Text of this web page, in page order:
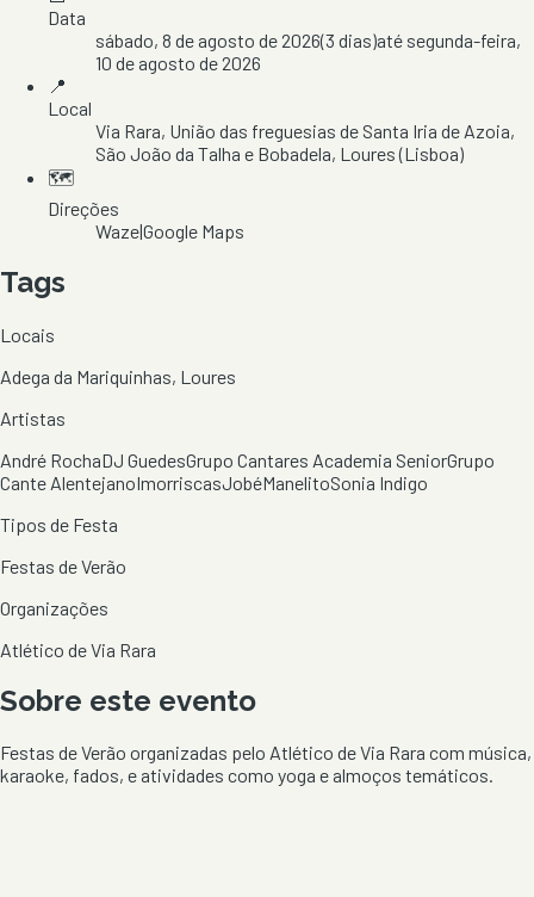
Data
sábado, 8 de agosto de 2026(3 dias)até segunda-feira,
10 de agosto de 2026
📍
Local
Via Rara, União das freguesias de Santa Iria de Azoia,
São João da Talha e Bobadela, Loures(Lisboa)
🗺️
Direções
Waze|Google Maps
Tags
Locais
Adega da Mariquinhas, Loures
Artistas
André RochaDJ GuedesGrupo Cantares Academia SeniorGrupo
Cante AlentejanoImorriscasJobéManelitoSonia Indigo
Tipos de Festa
Festas de Verão
Organizações
Atlético de Via Rara
Sobre este evento
Festas de Verão organizadas pelo Atlético de Via Rara com música,
karaoke, fados, e atividades como yoga e almoços temáticos.